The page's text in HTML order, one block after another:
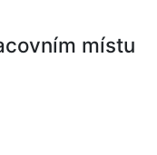
místu